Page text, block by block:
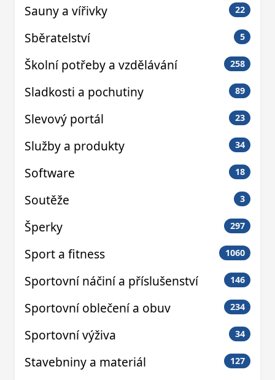
Sauny a vířivky 22
Sběratelství 5
Školní potřeby a vzdělávání 258
Sladkosti a pochutiny 89
Slevový portál 23
Služby a produkty 34
Software 18
Soutěže 3
Šperky 297
Sport a fitness 1060
Sportovní náčiní a příslušenství 146
Sportovní oblečení a obuv 234
Sportovní výživa 34
Stavebniny a materiál 127